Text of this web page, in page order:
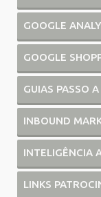
GOOGLE
GOOGLE
GUIAS PASSO A
INBOUND
INTELIGÊNCIA
LINKS